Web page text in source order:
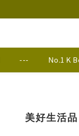
--- No.1 K
美好生活品